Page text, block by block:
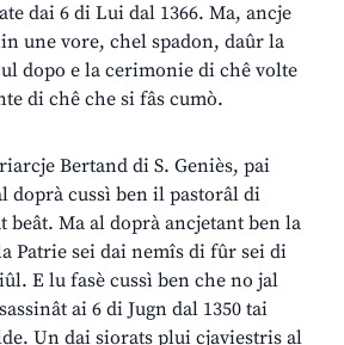
dai 6 di Lui dal 1366. Ma, ancje
une vore, chel spadon, daûr la
dopo e la cerimonie di chê volte
di chê che si fâs cumò.
Bertand di S. Geniès, pai
doprà cussì ben il pastorâl di
beât. Ma al doprà ancjetant ben la
Patrie sei dai nemîs di fûr sei di
E lu fasè cussì ben che no jal
ai 6 di Jugn dal 1350 tai
Un dai siorats plui cjaviestris al